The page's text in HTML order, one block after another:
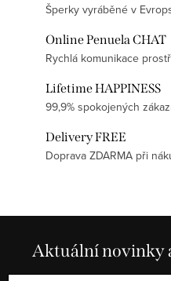
Šperky vyráběné v
Online Penuela CHAT
Rychlá komunikace
Lifetime HAPPINESS
99,9% spokojených
Delivery FREE
Doprava ZDARMA při
Aktuální novinky